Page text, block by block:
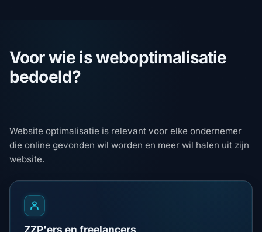
Voor wie is weboptimalisatie
bedoeld?
Website optimalisatie is relevant voor elke ondernemer
die online gevonden wil worden en meer wil halen uit zijn
website.
ZZP'ers en freelancers